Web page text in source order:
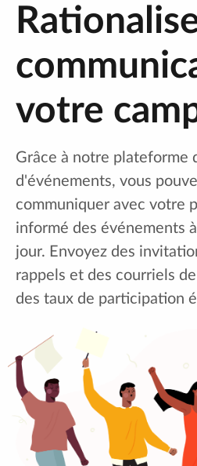
votre
Grâce à notre plateforme
d'événements, vous
communiquer avec votre
informé des événements
jour. Envoyez des
rappels et des courriels
des taux de participation